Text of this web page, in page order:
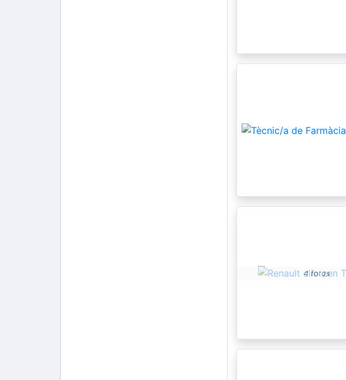
4 fotos